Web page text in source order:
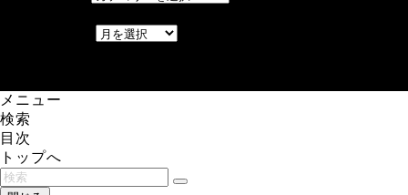
メニュー
検索
目次
トップへ